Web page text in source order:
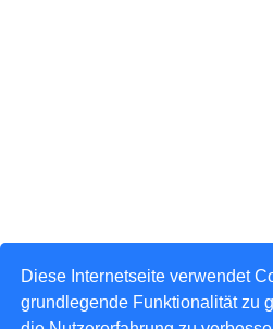
Diese Internetseite verwendet
grundlegende Funktionalität zu